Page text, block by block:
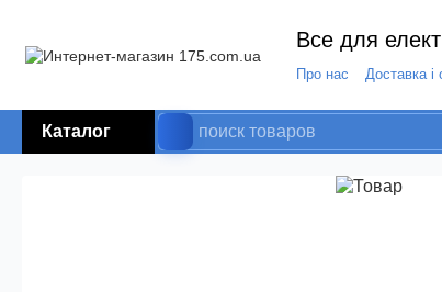
Все для
Про нас Доставка і
Каталог